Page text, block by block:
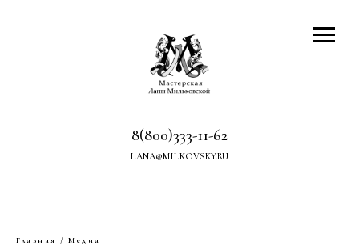
8(800)333-11-62
LANA@MILKOVSKY.RU
Главная / Медиа